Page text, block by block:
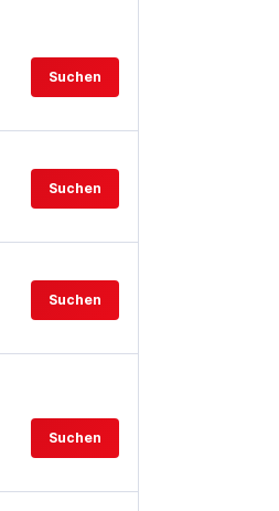
Suchen
Suchen
Suchen
Suchen